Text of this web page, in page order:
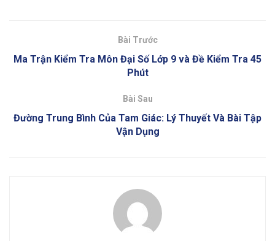
Bài Trước
Ma Trận Kiểm Tra Môn Đại Số Lớp 9 và Đề Kiểm Tra 45
Phút
Bài Sau
Đường Trung Bình Của Tam Giác: Lý Thuyết Và Bài Tập
Vận Dụng